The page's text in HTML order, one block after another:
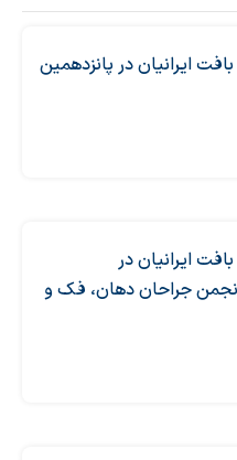
ایرانیان در پانزدهمین
ایرانیان در
جراحان دهان، فک و